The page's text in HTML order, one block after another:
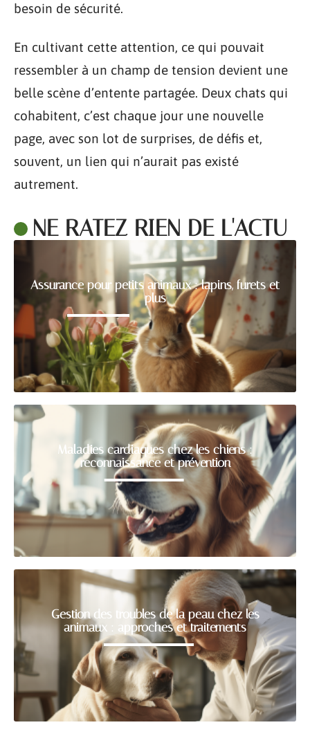
besoin de sécurité.
En cultivant cette attention, ce qui pouvait
ressembler à un champ de tension devient une
belle scène d’entente partagée. Deux chats qui
cohabitent, c’est chaque jour une nouvelle
page, avec son lot de surprises, de défis et,
souvent, un lien qui n’aurait pas existé
autrement.
NE RATEZ RIEN DE L'ACTU
Assurance pour petits animaux : lapins, furets et
plus
Maladies cardiaques chez les chiens :
reconnaissance et prévention
Gestion des troubles de la peau chez les
animaux : approches et traitements